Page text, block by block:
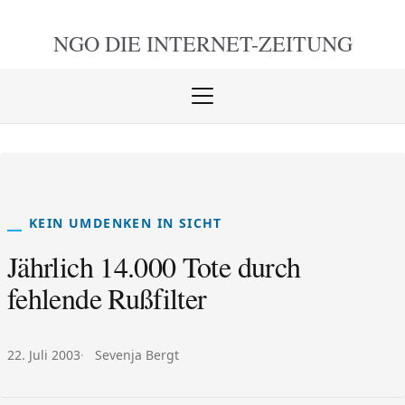
NGO DIE INTERNET-ZEITUNG
Menü
KEIN UMDENKEN IN SICHT
Jährlich 14.000 Tote durch
fehlende Rußfilter
Veröffentlicht am:
22. Juli 2003 Autor:
Sevenja Bergt